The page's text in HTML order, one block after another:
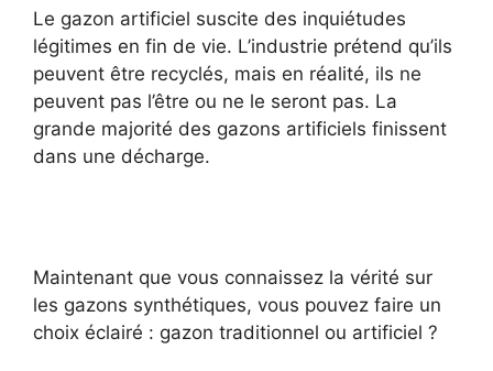
Le gazon artificiel suscite des inquiétudes
légitimes en fin de vie. L’industrie prétend qu’ils
peuvent être recyclés, mais en réalité, ils ne
peuvent pas l’être ou ne le seront pas. La
grande majorité des gazons artificiels finissent
dans une décharge.
Maintenant que vous connaissez la vérité sur
les gazons synthétiques, vous pouvez faire un
choix éclairé : gazon traditionnel ou artificiel ?